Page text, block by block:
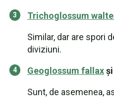
Trichoglossum
Similar, dar are spori
diviziuni.
Geoglossum fallaxși
Sunt, de asemenea,